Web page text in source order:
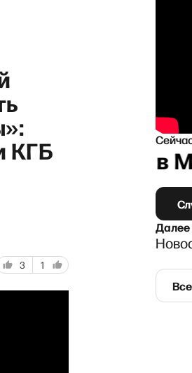
КГБ
3 1
громко в
Далее